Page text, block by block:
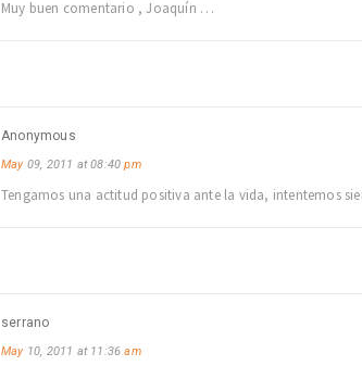
Muy buen comentario , Joaquín …
Anonymous
May09, 2011 at 08:40pm
Tengamos una actitud positiva ante la vida, intentemos
serrano
May10, 2011 at 11:36am